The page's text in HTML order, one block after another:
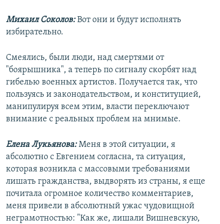
Михаил Соколов:Вот они и будут исполнять
избирательно.
Смеялись, были люди, над смертями от
"боярышника", а теперь по сигналу скорбят над
гибелью военных артистов. Получается так, что
пользуясь и законодательством, и конституцией,
манипулируя всем этим, власти переключают
внимание с реальных проблем на мнимые.
Елена Лукьянова:Меня в этой ситуации, я
абсолютно с Евгением согласна, та ситуация,
которая возникла с массовыми требованиями
лишать гражданства, выдворять из страны, я еще
почитала огромное количество комментариев,
меня привели в абсолютный ужас чудовищной
неграмотностью: "Как же, лишали Вишневскую,